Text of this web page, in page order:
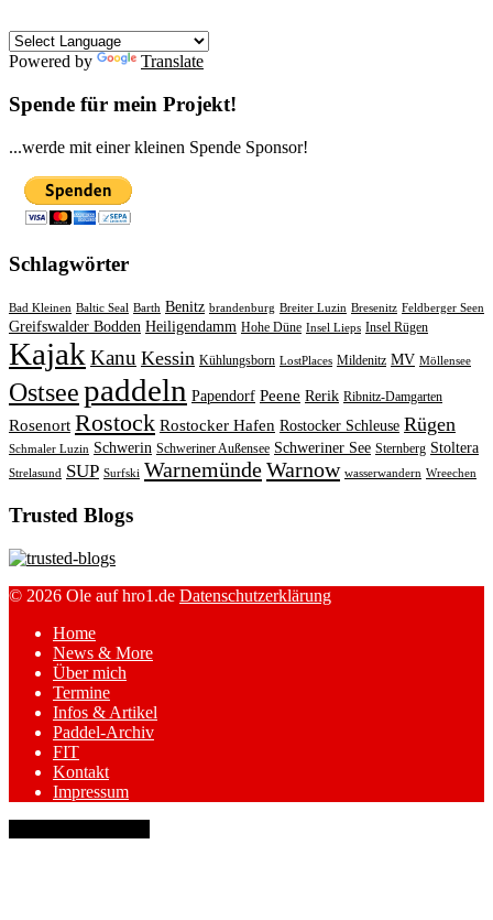
Powered by Translate
Spende für mein Projekt!
...werde mit einer kleinen Spende Sponsor!
Schlagwörter
Bad Kleinen Baltic Seal Barth Benitz brandenburg Breiter Luzin Bresenitz Feldberger Seen
Greifswalder Bodden Heiligendamm Hohe Düne Insel Lieps Insel Rügen
Kajak Kanu Kessin Kühlungsborn LostPlaces Mildenitz MV Möllensee
Ostseepaddeln Papendorf Peene Rerik Ribnitz-Damgarten
Rosenort Rostock Rostocker Hafen Rostocker Schleuse Rügen
Schmaler Luzin Schwerin Schweriner Außensee Schweriner See Sternberg Stoltera
Strelasund SUP Surfski WarnemündeWarnow wasserwandern Wreechen
Trusted Blogs
© 2026 Ole auf hro1.de Datenschutzerklärung
Home
News & More
Über mich
Termine
Infos & Artikel
Paddel-Archiv
FIT
Kontakt
Impressum